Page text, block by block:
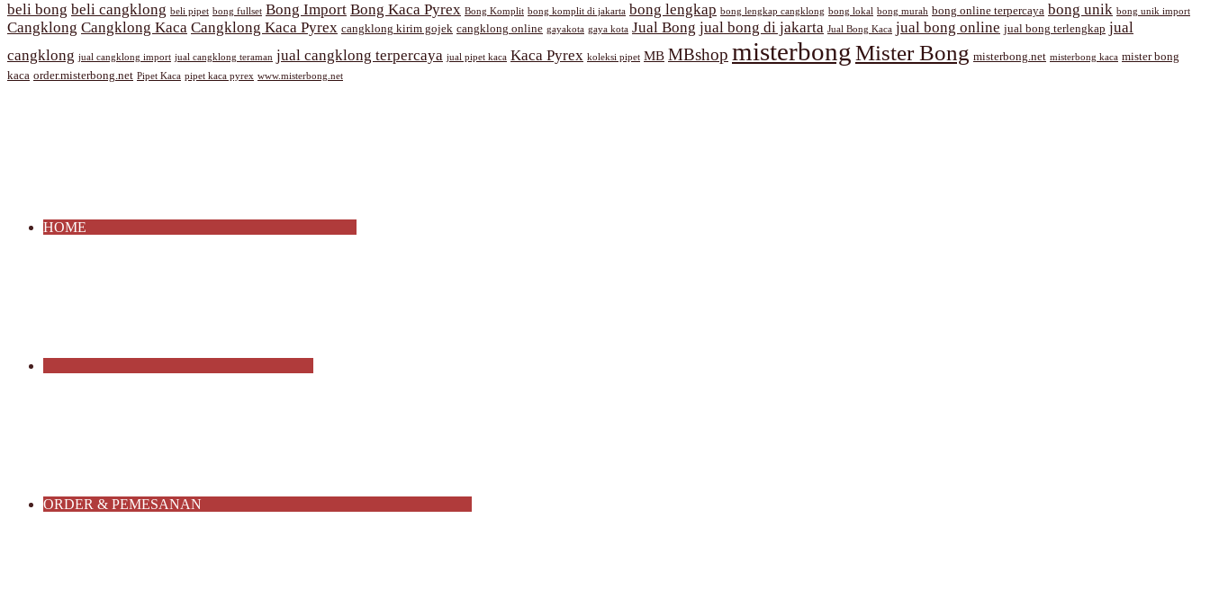
beli bong beli cangklong beli pipet bong fullset Bong Import Bong Kaca Pyrex Bong Komplit bong komplit di jakarta bong lengkap bong lengkap cangklong bong lokal bong murah bong online terpercaya bong unik bong unik import
Cangklong Cangklong Kaca Cangklong Kaca Pyrex cangklong kirim gojek cangklong online gayakota gaya kota Jual Bong jual bong di jakarta Jual Bong Kaca jual bong online jual bong terlengkap jual
cangklong jual cangklong import jual cangklong teraman jual cangklong terpercaya jual pipet kaca Kaca Pyrex koleksi pipet MB MBshop misterbongMister Bong misterbong.net misterbong kaca mister bong
kaca order.misterbong.net Pipet Kaca pipet kaca pyrex www.misterbong.net
HOME
ORDER & PEMESANAN